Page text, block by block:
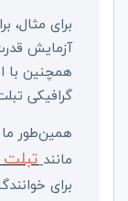
برای مثال،
آزمایش
همچنین با
گرافیکی
همین‌طور
مانند
برای